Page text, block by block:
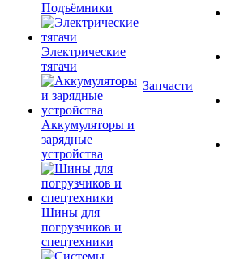
Подъёмники
Электрические
тягачи
Аккумуляторы и
зарядные
устройства
Шины для
погрузчиков и
спецтехники
Запчасти